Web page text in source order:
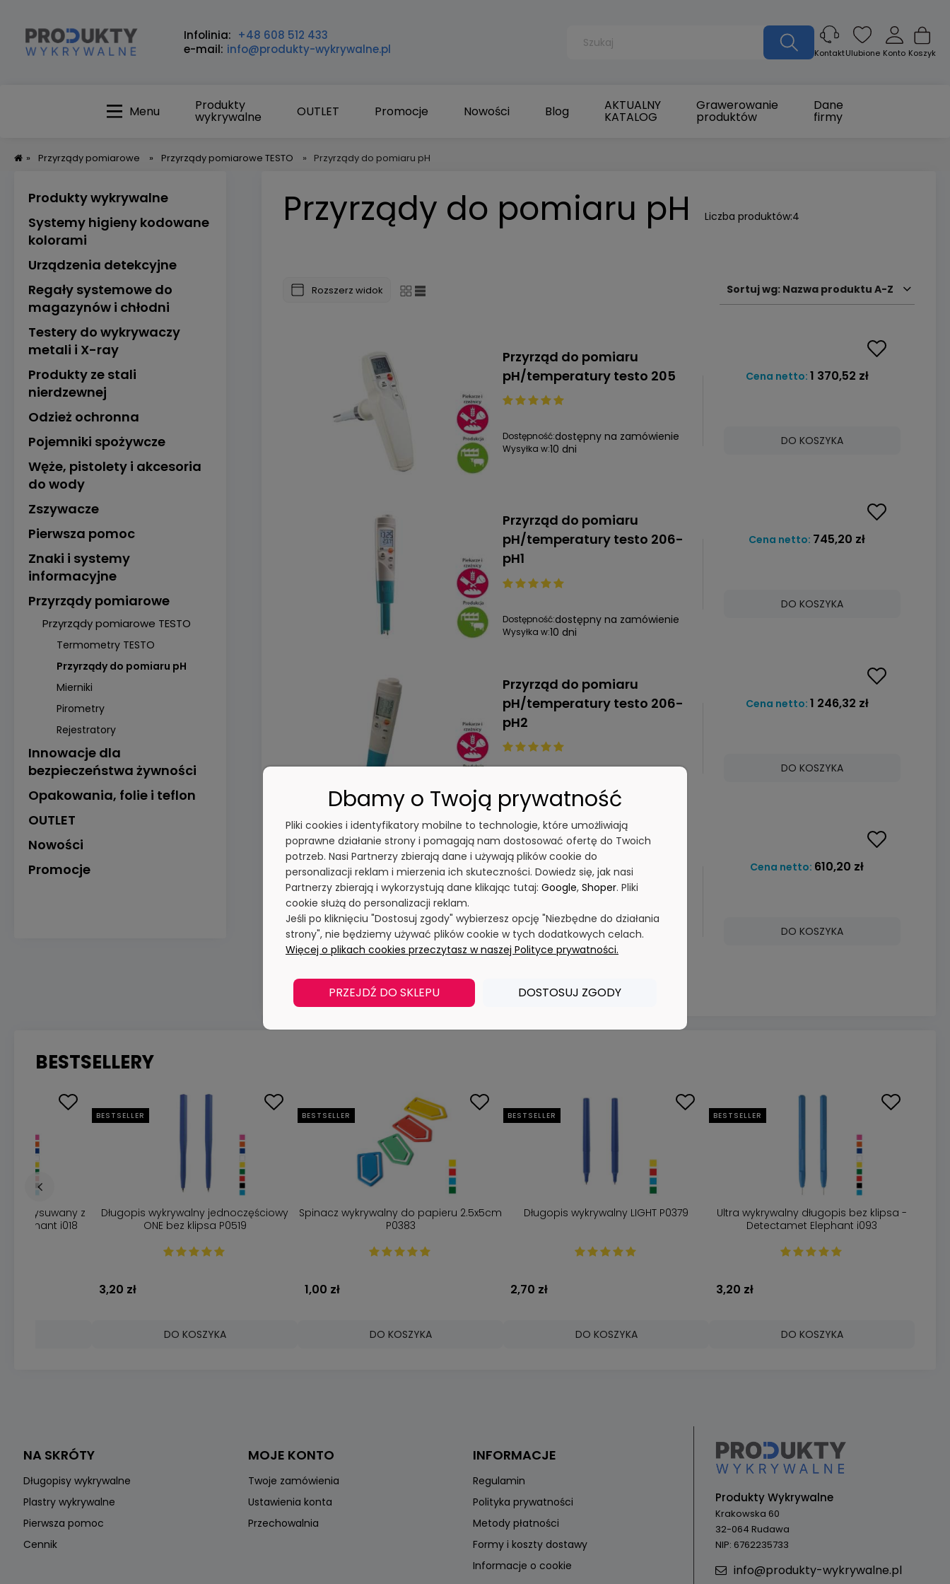
Infolinia: +48 608 512 433
e-mail: info@produkty-wykrywalne.pl Koszyk
Konto
Ulubione
Kontakt
Menu Produkty
wykrywalne OUTLET Promocje Nowości Blog AKTUALNY
KATALOG
Grawerowanie
produktów
Dane
firmy
» Przyrządy pomiarowe » Przyrządy pomiarowe TESTO » Przyrządy do pomiaru pH
Produkty wykrywalne
Systemy higieny kodowane
kolorami
Urządzenia detekcyjne
Regały systemowe do
magazynów i chłodni
Testery do wykrywaczy
metali i X-ray
Produkty ze stali
nierdzewnej
Odzież ochronna
Pojemniki spożywcze
Węże, pistolety i akcesoria
do wody
Zszywacze
Pierwsza pomoc
Znaki i systemy
informacyjne
Przyrządy pomiarowe
Przyrządy pomiarowe TESTO
Termometry TESTO
Przyrządy do pomiaru pH
Mierniki
Pirometry
Rejestratory
Innowacje dla
bezpieczeństwa żywności
Opakowania, folie i teflon
OUTLET
Nowości
Promocje
Przyrządy do pomiaru pH Liczba produktów:4
Rozszerz widok Sortuj wg: Nazwa produktu A-Z
Przyrząd do pomiaru
pH/temperatury testo 205
Dostępność:dostępny na zamówienie
Wysyłka w:10 dni
Cena netto: 1 370,52 zł
DO KOSZYKA
Przyrząd do pomiaru
pH/temperatury testo 206-
pH1
Dostępność:dostępny na zamówienie
Wysyłka w:10 dni
Cena netto: 745,20 zł
DO KOSZYKA
Przyrząd do pomiaru
pH/temperatury testo 206-
pH2
Wysyłka w:10 dni
Cena netto: 1 246,32 zł
DO KOSZYKA
Przyrząd do pomiaru
pH/temperatury testo 206-
pH3
Dostępność: dostępny na zamówienie
Wysyłka w: 10 dni
Cena netto: 610,20 zł
DO KOSZYKA
BESTSELLERY
wysuwany z
Elephant i018
Długopis wykrywalny jednoczęściowy
ONE bez klipsa P0519
3,20 zł
DO KOSZYKA
BESTSELLER
Spinacz wykrywalny do papieru 2.5x5cm
P0383
1,00 zł
DO KOSZYKA
BESTSELLER
Długopis wykrywalny LIGHT P0379
2,70 zł
DO KOSZYKA
BESTSELLER
Ultra wykrywalny długopis bez klipsa -
Detectamet Elephant i093
3,20 zł
DO KOSZYKA
BESTSELLER
NA SKRÓTY
Długopisy wykrywalne
Plastry wykrywalne
Pierwsza pomoc
Cennik
MOJE KONTO
Twoje zamówienia
Ustawienia konta
Przechowalnia
INFORMACJE
Regulamin
Polityka prywatności
Metody płatności
Formy i koszty dostawy
Informacje o cookie
Produkty Wykrywalne
Krakowska 60
32-064 Rudawa
NIP: 6762235733
info@produkty-wykrywalne.pl
Dbamy o Twoją prywatność
Pliki cookies i identyfikatory mobilne to technologie, które umożliwiają
poprawne działanie strony i pomagają nam dostosować ofertę do Twoich
potrzeb. Nasi Partnerzy zbierają dane i używają plików cookie do
personalizacji reklam i mierzenia ich skuteczności. Dowiedz się, jak nasi
Partnerzy zbierają i wykorzystują dane klikając tutaj: Google, Shoper. Pliki
cookie służą do personalizacji reklam.
Jeśli po kliknięciu "Dostosuj zgody" wybierzesz opcję "Niezbędne do działania
strony", nie będziemy używać plików cookie w tych dodatkowych celach.
Więcej o plikach cookies przeczytasz w naszej Polityce prywatności.
PRZEJDŹ DO SKLEPU DOSTOSUJ ZGODY